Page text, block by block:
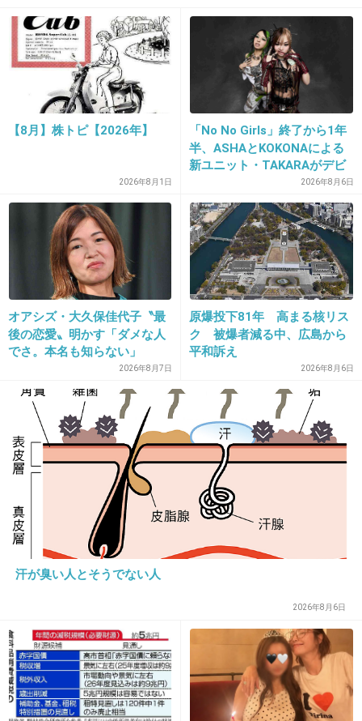
2021/04/16(金) 10:18:30
韓国の人って日本人よりも白人コンプレックス
+237 -8
2021/04/16(金) 10:18:38
元嫁より１０個下か、、、
男って若いの好きだね。嫌になるわ(笑)
20. 匿名 2021/04/16(金) 10:18:52
＞茉愛羅
まあらって読むらしい。てか最初からフリガナ
ふって記事書いてくれんかのう。
キラキラネーム()も増えてるんだし(´･ω･)
2件の返信
+117
【8月】株トピ【2026年】
2026年8月1日
「No No Girls」終了から1年
半、ASHAとKOKONAによる
新ユニット・TAKARAがデビ
2026年8月6日
オアシズ・大久保佳代子〝最
後の恋愛〟明かす「ダメな人
でさ。本名も知らない」
2026年8月7日
原爆投下81年 高まる核リス
ク 被爆者減る中、広島から
平和訴え
2026年8月6日
汗が臭い人とそうでない人
2026年8月6日